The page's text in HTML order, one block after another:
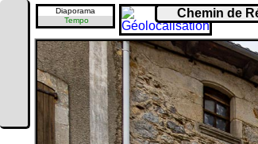
Diaporama
Tempo
Chemin de